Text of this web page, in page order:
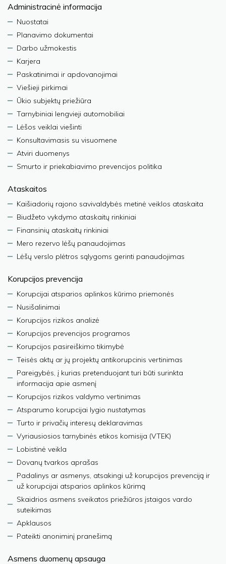
Administracinė informacija
Nuostatai
Planavimo dokumentai
Darbo užmokestis
Karjera
Paskatinimai ir apdovanojimai
Viešieji pirkimai
Ūkio subjektų priežiūra
Tarnybiniai lengvieji automobiliai
Lėšos veiklai viešinti
Konsultavimasis su visuomene
Atviri duomenys
Smurto ir priekabiavimo prevencijos politika
Ataskaitos
Kaišiadorių rajono savivaldybės metinė veiklos ataskaita
Biudžeto vykdymo ataskaitų rinkiniai
Finansinių ataskaitų rinkiniai
Mero rezervo lėšų panaudojimas
Lėšų verslo plėtros sąlygoms gerinti panaudojimas
Korupcijos prevencija
Korupcijai atsparios aplinkos kūrimo priemonės
Nusišalinimai
Korupcijos rizikos analizė
Korupcijos prevencijos programos
Korupcijos pasireiškimo tikimybė
Teisės aktų ar jų projektų antikorupcinis vertinimas
Pareigybės, į kurias pretenduojant turi būti surinkta
informacija apie asmenį
Korupcijos rizikos valdymo vertinimas
Atsparumo korupcijai lygio nustatymas
Turto ir privačių interesų deklaravimas
Vyriausiosios tarnybinės etikos komisija (VTEK)
Lobistinė veikla
Dovanų tvarkos aprašas
Padalinys ar asmenys, atsakingi už korupcijos prevenciją ir
už korupcijai atsparios aplinkos kūrimą
Skaidrios asmens sveikatos priežiūros įstaigos vardo
suteikimas
Apklausos
Pateikti anoniminį pranešimą
Asmens duomenų apsauga